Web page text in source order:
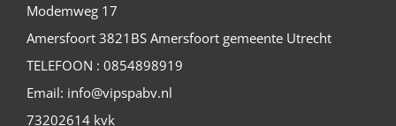
Modemweg 17
Amersfoort 3821BS Amersfoort gemeente Utrecht
TELEFOON : 0854898919
Email: info@vipspabv.nl
73202614 kvk